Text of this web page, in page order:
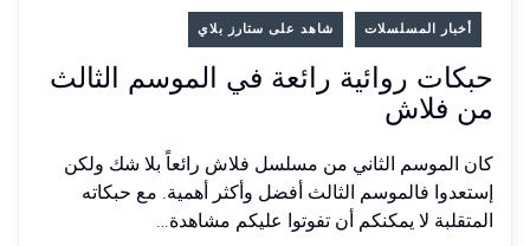
أخبار المسلسلات شاهد على ستارز بلاي
حبكات روائية رائعة في الموسم الثالث
من فلاش
كان الموسم الثاني من مسلسل فلاش رائعاً بلا شك ولكن
إستعدوا فالموسم الثالث أفضل وأكثر أهمية. مع حبكاته
المتقلبة لا يمكنكم أن تفوتوا عليكم مشاهدة…